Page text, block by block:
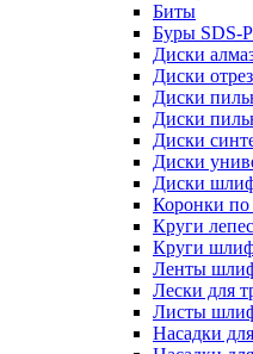
Биты
Буры SDS-
Диски
Диски
Диски
Диски
Диски
Диски
Диски
Коронки по
Круги
Круги
Ленты
Лески для
Листы
Насадки